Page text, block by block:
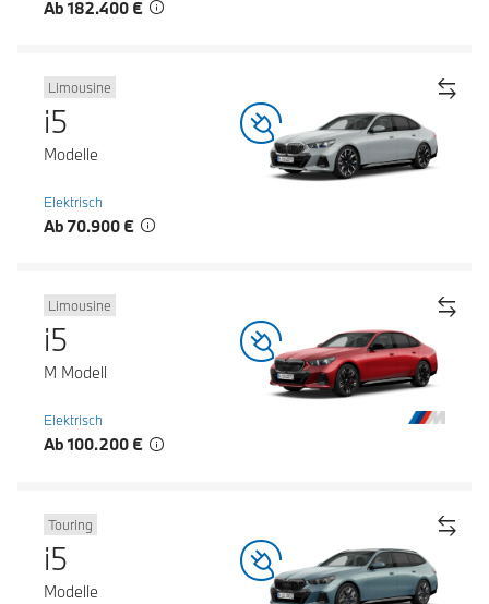
Ab 182.400 €
Limousine
i5
Modelle
Elektrisch
Ab 70.900 €
Limousine
i5
M Modell
Elektrisch
Ab 100.200 €
Touring
i5
Modelle